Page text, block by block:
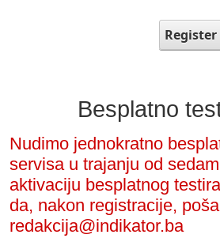
Register
Besplatno
Nudimo jednokratno
servisa u trajanju od
aktivaciju besplatnog
da, nakon registracije,
redakcija@indikator.ba